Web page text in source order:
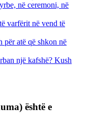
në ceremoni, në
varfërit në vend të
për atë që shkon në
një kafshë? Kush
është e